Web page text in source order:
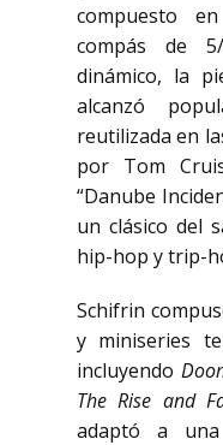
compuesto
compás de
dinámico, la
alcanzó
reutilizada en
por Tom
“Danube
un clásico del
hip-hop y trip-
Schifrin
y miniseries
incluyendo
The Rise and
adaptó a